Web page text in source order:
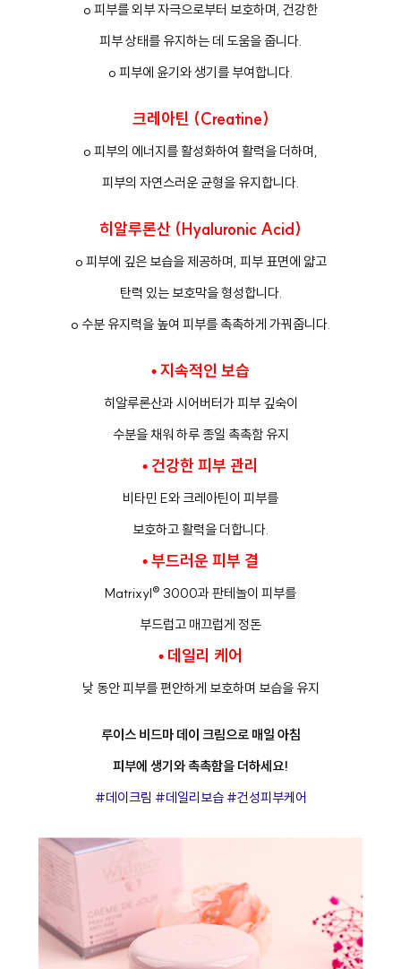
o 피부를 외부 자극으로부터 보호하며, 건강한
피부 상태를 유지하는 데 도움을 줍니다.
o 피부에 윤기와 생기를 부여합니다.
크레아틴 (Creatine)
o 피부의 에너지를 활성화하여 활력을 더하며,
피부의 자연스러운 균형을 유지합니다.
히알루론산 (Hyaluronic Acid)
o 피부에 깊은 보습을 제공하며, 피부 표면에 얇고
탄력 있는 보호막을 형성합니다.
o 수분 유지력을 높여 피부를 촉촉하게 가꿔줍니다.
• 지속적인 보습
히알루론산과 시어버터가 피부 깊숙이
수분을 채워 하루 종일 촉촉함 유지
• 건강한 피부 관리
비타민 E와 크레아틴이 피부를
보호하고 활력을 더합니다.
• 부드러운 피부 결
Matrixyl® 3000과 판테놀이 피부를
부드럽고 매끄럽게 정돈
• 데일리 케어
낮 동안 피부를 편안하게 보호하며 보습을 유지
루이스 비드마 데이 크림으로 매일 아침
피부에 생기와 촉촉함을 더하세요!
#데이크림 #데일리보습 #건성피부케어